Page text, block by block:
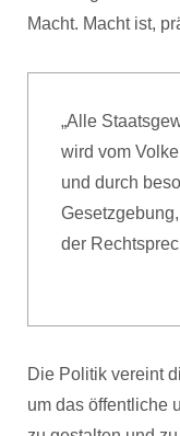
Macht. Macht ist,
„Alle
wird vom
und durch
der
Die Politik vereint
um das öffentliche